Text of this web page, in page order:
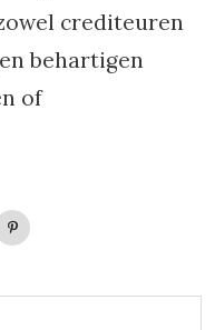
crediteuren
behartigen
of